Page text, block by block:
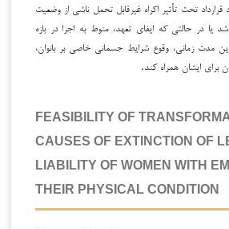
تحت تأثیر اکراه غیرقابل تحمل ناشی از وضعیت
یا در حالتی که ایفای تعهد، منوط به اجرا در بازه
مدت زمانی، وقوع شرایط جسمانی خاصی بر بانوان،
برای ایشان همراه کند.
FEASIBILITY OF
CAUSES OF EXTINCTION OF
LIABILITY OF WOMEN WITH
THEIR PHYSICAL CONDITION